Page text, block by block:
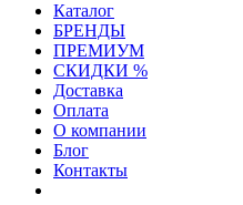
Каталог
БРЕНДЫ
ПРЕМИУМ
СКИДКИ %
Доставка
Оплата
О компании
Блог
Контакты